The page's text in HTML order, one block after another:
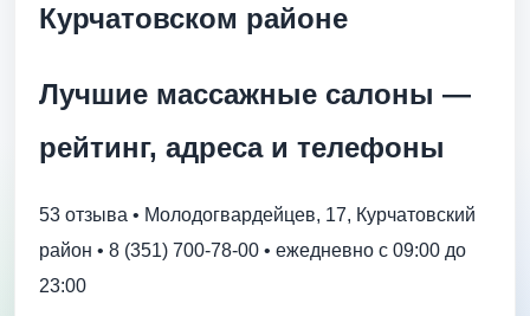
Курчатовском районе
Лучшие массажные салоны —
рейтинг, адреса и телефоны
53 отзыва • Молодогвардейцев, 17, Курчатовский
район • 8 (351) 700-78-00 • ежедневно с 09:00 до
23:00